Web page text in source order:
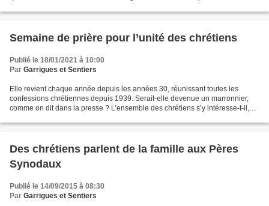
Semaine de prière pour l’unité des chrétiens
Publié le 18/01/2021 à 10:00
Par Garrigues et Sentiers
Elle revient chaque année depuis les années 30, réunissant toutes les
confessions chrétiennes depuis 1939. Serait-elle devenue un marronnier,
comme on dit dans la presse ? L’ensemble des chrétiens s’y intéresse-t-il,
Des chrétiens parlent de la famille aux Pères
Synodaux
Publié le 14/09/2015 à 08:30
Par Garrigues et Sentiers